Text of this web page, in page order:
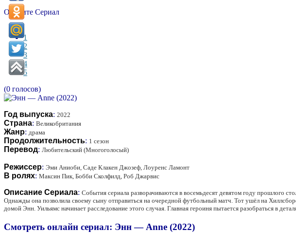
Оцените Сериал
1
2
3
4
5
(0 голосов)
Год выпуска: 2022
Страна: Великобритания
Жанр: драма
Продолжительность: 1 сезон
Перевод: Любительский (Многоголосый)
Режиссер: Эми Аниоби, Саде Клакен Джозеф, Лоуренс Ламонт
В ролях: Максин Пик, Бобби Сколфилд, Роб Джарвис
Описание Сериала: События сериала разворачиваются в восемьдесят девятом году прошлого
Однажды она позволила своему сыну отправиться на очередной футбольный матч. Тот ушёл на
домой Энн. Уильямс начинает расследование этого случая. Главная героиня пытается разобраться в
Смотреть онлайн сериал: Энн — Anne (2022)